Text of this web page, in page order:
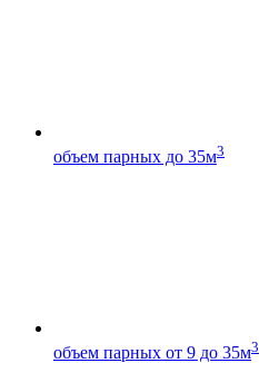
объем парных до 35м3
объем парных от 9 до 35м3